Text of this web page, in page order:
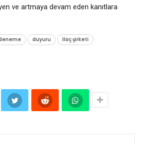
ve artmaya devam eden kanıtlara
duyuru
İlaç şirketi